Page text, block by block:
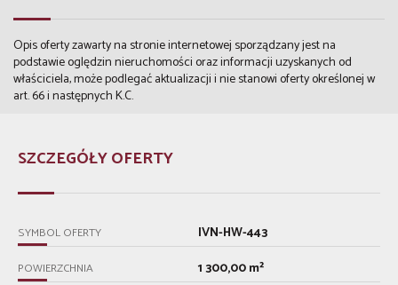
Opis oferty zawarty na stronie internetowej sporządzany jest na
podstawie oględzin nieruchomości oraz informacji uzyskanych od
właściciela, może podlegać aktualizacji i nie stanowi oferty określonej w
art. 66 i następnych K.C.
SZCZEGÓŁY OFERTY
SYMBOL OFERTY IVN-HW-443
POWIERZCHNIA 1 300,00 m²